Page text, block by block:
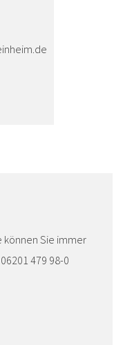
können Sie immer
479 98-0